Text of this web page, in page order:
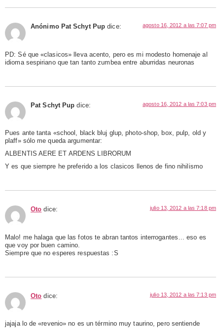
Anónimo Pat Schyt Pup dice: agosto 16, 2012 a las 7:07 pm
PD: Sé que «clasicos» lleva acento, pero es mi modesto homenaje al
idioma sespiriano que tan tanto zumbea entre aburridas neuronas
Pat Schyt Pup dice: agosto 16, 2012 a las 7:03 pm
Pues ante tanta «school, black bluj glup, photo-shop, box, pulp, old y
plaff» sólo me queda argumentar:
ALBENTIS AERE ET ARDENS LIBRORUM
Y es que siempre he preferido a los clasicos llenos de fino nihilismo
Oto dice: julio 13, 2012 a las 7:18 pm
Malo! me halaga que las fotos te abran tantos interrogantes… eso es
que voy por buen camino.
Siempre que no esperes respuestas :S
Oto dice: julio 13, 2012 a las 7:13 pm
jajaja lo de «revenio» no es un término muy taurino, pero sentiende